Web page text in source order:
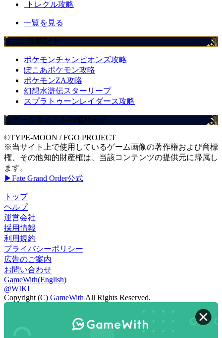
トレクル攻略
一覧を見る
注目の攻略記事
ポケモンチャンピオンズ攻略
ぽこあポケモン攻略
ポケモンZA攻略
幻想水滸伝スターリープ
スプラトゥーンレイダース攻略
当ゲームタイトルの権利表記
©TYPE-MOON / FGO PROJECT
※当サイト上で使用しているゲーム画像の著作権および商標
権、その他知的財産権は、当該コンテンツの提供元に帰属し
ます。
▶Fate Grand Order公式
トップ
ヘルプ
運営会社
採用情報
利用規約
プライバシーポリシー
広告のご案内
お問い合わせ
GameWith(English)
@WIKI
Copyright (C) GameWith All Rights Reserved.